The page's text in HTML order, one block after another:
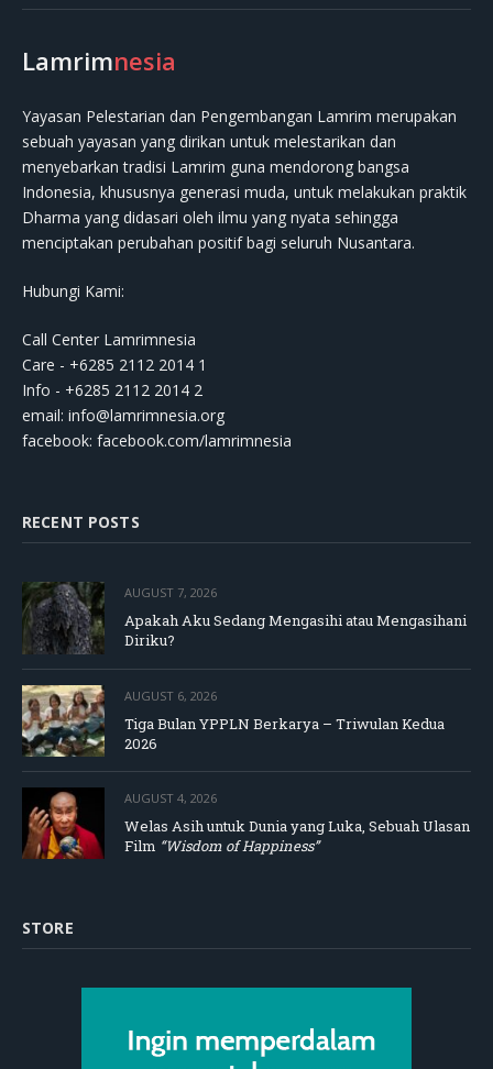
Lamrimnesia
Yayasan Pelestarian dan Pengembangan Lamrim merupakan
sebuah yayasan yang dirikan untuk melestarikan dan
menyebarkan tradisi Lamrim guna mendorong bangsa
Indonesia, khususnya generasi muda, untuk melakukan praktik
Dharma yang didasari oleh ilmu yang nyata sehingga
menciptakan perubahan positif bagi seluruh Nusantara.
Hubungi Kami:
Call Center Lamrimnesia
Care - +6285 2112 2014 1
Info - +6285 2112 2014 2
email: info@lamrimnesia.org
facebook: facebook.com/lamrimnesia
RECENT POSTS
AUGUST 7, 2026
Apakah Aku Sedang Mengasihi atau Mengasihani
Diriku?
AUGUST 6, 2026
Tiga Bulan YPPLN Berkarya – Triwulan Kedua
2026
AUGUST 4, 2026
Welas Asih untuk Dunia yang Luka, Sebuah Ulasan
Film “Wisdom of Happiness”
STORE